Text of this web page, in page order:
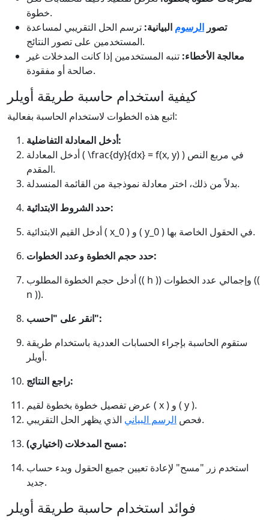
خطوة.
تصور الرسوم البيانية: ترسم الحل التقريبي لمساعدة
المستخدمين على تصور النتائج.
معالجة الأخطاء: تنبه المستخدمين إذا كانت المدخلات غير
صالحة أو مفقودة.
كيفية استخدام حاسبة طريقة أويلر
اتبع هذه الخطوات لاستخدام الحاسبة بفعالية:
أدخل المعادلة التفاضلية:
أدخل المعادلة ( \frac{dy}{dx} = f(x, y) ) في مربع النص
المقدم.
بدلاً من ذلك، اختر معادلة نموذجية من القائمة المنسدلة.
حدد الشروط الابتدائية:
أدخل القيم الابتدائية ( x_0 ) و ( y_0 ) في الحقول الخاصة بها.
حدد حجم الخطوة وعدد الخطوات:
أدخل حجم الخطوة المطلوب (( h )) وإجمالي عدد الخطوات ((
n )).
انقر على "احسب":
ستقوم الحاسبة بإجراء الحسابات العددية باستخدام طريقة
أويلر.
راجع النتائج:
عرض تفصيل خطوة بخطوة لقيم ( x ) و ( y ).
فحص الرسم البياني
الذي يظهر الحل التقريبي.
مسح المدخلات (اختياري):
استخدم زر "مسح" لإعادة تعيين جميع الحقول وبدء حساب
جديد.
فوائد استخدام حاسبة طريقة أويلر